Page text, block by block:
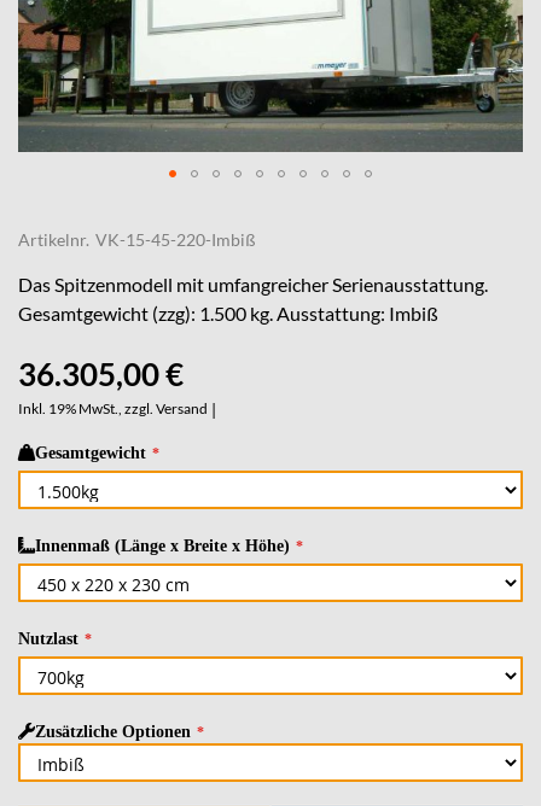
the
beginning
of
the
gallery
Artikelnr. VK-15-45-220-Imbiß
Das Spitzenmodell mit umfangreicher Serienausstattung.
Gesamtgewicht (zzg): 1.500 kg. Ausstattung: Imbiß
36.305,00 €
Inkl. 19% MwSt., zzgl. Versand |
Gesamtgewicht
Innenmaß (Länge x Breite x Höhe)
Nutzlast
Zusätzliche Optionen